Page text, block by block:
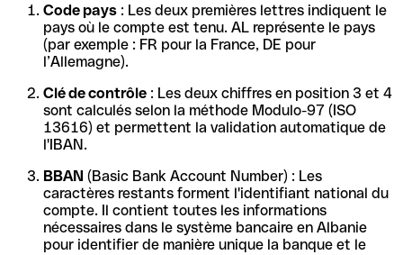
Code pays : Les deux premières lettres indiquent le
pays où le compte est tenu. AL représente le pays
(par exemple : FR pour la France, DE pour
l’Allemagne).
Clé de contrôle : Les deux chiffres en position 3 et 4
sont calculés selon la méthode Modulo-97 (ISO
13616) et permettent la validation automatique de
l'IBAN.
BBAN (Basic Bank Account Number) : Les
caractères restants forment l'identifiant national du
compte. Il contient toutes les informations
nécessaires dans le système bancaire en Albanie
pour identifier de manière unique la banque et le